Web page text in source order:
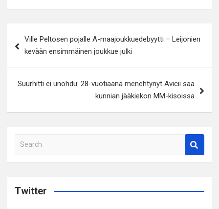
selaus
Ville Peltosen pojalle A-maajoukkuedebyytti – Leijonien
kevään ensimmäinen joukkue julki
Suurhitti ei unohdu: 28-vuotiaana menehtynyt Avicii saa
kunnian jääkiekon MM-kisoissa
a
c
Twitter